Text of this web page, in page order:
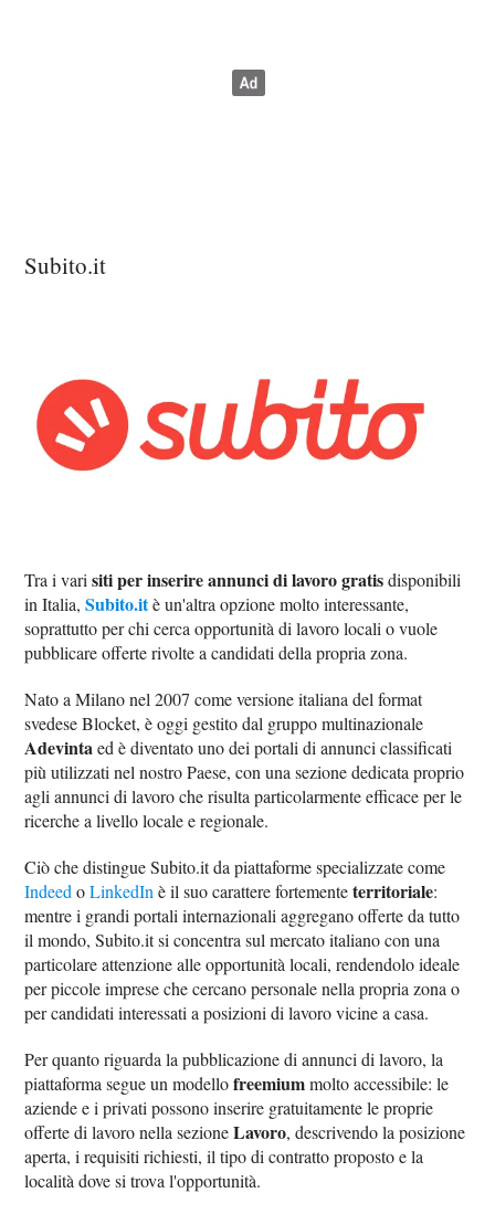
Subito.it
Tra i varisiti per inserire annunci di lavoro gratisdisponibili
in Italia,Subito.itè un'altra opzione molto interessante,
soprattutto per chi cerca opportunità di lavoro locali o vuole
pubblicare offerte rivolte a candidati della propria zona.
Nato a Milano nel 2007 come versione italiana del format
svedese Blocket, è oggi gestito dal gruppo multinazionale
Adevintaed è diventato uno dei portali di annunci classificati
più utilizzati nel nostro Paese, con una sezione dedicata proprio
agli annunci di lavoro che risulta particolarmente efficace per le
ricerche a livello locale e regionale.
Ciò che distingue Subito.it da piattaforme specializzate come
Indeed oLinkedIn è il suo carattere fortementeterritoriale:
mentre i grandi portali internazionali aggregano offerte da tutto
il mondo, Subito.it si concentra sul mercato italiano con una
particolare attenzione alle opportunità locali, rendendolo ideale
per piccole imprese che cercano personale nella propria zona o
per candidati interessati a posizioni di lavoro vicine a casa.
Per quanto riguarda la pubblicazione di annunci di lavoro, la
piattaforma segue un modellofreemiummolto accessibile: le
aziende e i privati possono inserire gratuitamente le proprie
offerte di lavoro nella sezioneLavoro, descrivendo la posizione
aperta, i requisiti richiesti, il tipo di contratto proposto e la
località dove si trova l'opportunità.